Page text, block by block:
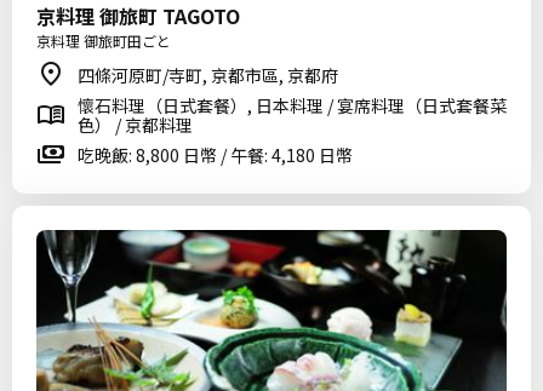
京料理 御旅町 TAGOTO
京料理 御旅町田ごと
四條河原町/寺町, 京都市區, 京都府
懷石料理（日式套餐）, 日本料理 / 宴席料理（日式套餐菜
色） / 京都料理
吃晚飯: 8,800 日幣 / 午餐: 4,180 日幣